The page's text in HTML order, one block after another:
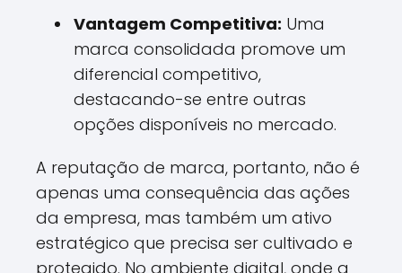
Vantagem Competitiva: Uma
marca consolidada promove um
diferencial competitivo,
destacando-se entre outras
opções disponíveis no mercado.
A reputação de marca, portanto, não é
apenas uma consequência das ações
da empresa, mas também um ativo
estratégico que precisa ser cultivado e
protegido. No ambiente digital, onde a